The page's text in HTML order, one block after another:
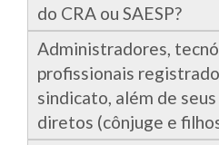
do CRA ou SAESP?
Administradores,
profissionais
sindicato, além de
diretos (cônjuge e